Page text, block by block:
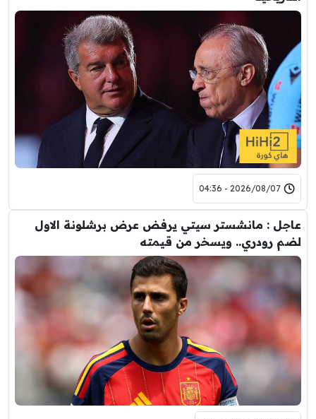
2026/08/07 - 04:36
عاجل : مانشستر سيتي يرفض عرض برشلونة الاول
لضم رودري.. ويسخر من قيمته